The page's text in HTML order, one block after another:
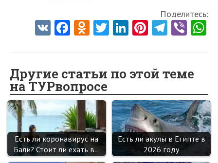
Поделитесь:
V Fa
o
o
k
O
o
kl
as
sn
ik
i
T
er
Li
dI
n
Pi
es
t
Te
a
m
Vi
Другие статьи по этой теме
на ТУРвопросе
Есть ли коронавирус на
Бали? Стоит ли ехать в…
Есть ли акулы в Египте в
2026 году